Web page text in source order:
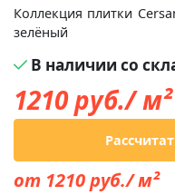
Коллекция плитки
зелёный
В наличии со
1210руб./ м²
от 1210 руб./ м²